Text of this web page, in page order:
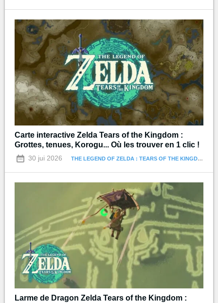
Carte interactive Zelda Tears of the Kingdom :
Grottes, tenues, Korogu... Où les trouver en 1 clic !
30 jui 2026 THE LEGEND OF ZELDA : TEARS OF THE KINGDOM
Larme de Dragon Zelda Tears of the Kingdom :